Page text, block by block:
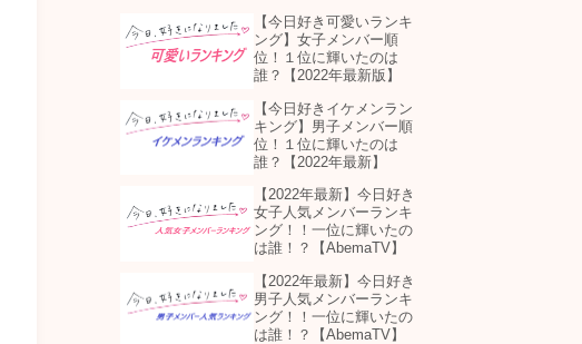
【今日好き可愛いランキ
ング】女子メンバー順
位！１位に輝いたのは
誰？【2022年最新版】
【今日好きイケメンラン
キング】男子メンバー順
位！１位に輝いたのは
誰？【2022年最新】
【2022年最新】今日好き
女子人気メンバーランキ
ング！！一位に輝いたの
は誰！？【AbemaTV】
【2022年最新】今日好き
男子人気メンバーランキ
ング！！一位に輝いたの
は誰！？【AbemaTV】